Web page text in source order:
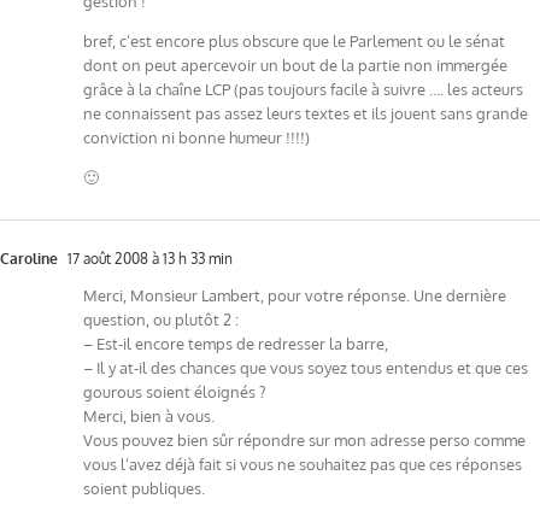
bref, c’est encore plus obscure que le Parlement ou le sénat
dont on peut apercevoir un bout de la partie non immergée
grâce à la chaîne LCP (pas toujours facile à suivre …. les acteurs
ne connaissent pas assez leurs textes et ils jouent sans grande
conviction ni bonne humeur !!!!)
🙂
Caroline 17 août 2008 à 13 h 33 min
Merci, Monsieur Lambert, pour votre réponse. Une dernière
question, ou plutôt 2 :
– Est-il encore temps de redresser la barre,
– Il y at-il des chances que vous soyez tous entendus et que ces
gourous soient éloignés ?
Merci, bien à vous.
Vous pouvez bien sûr répondre sur mon adresse perso comme
vous l’avez déjà fait si vous ne souhaitez pas que ces réponses
soient publiques.